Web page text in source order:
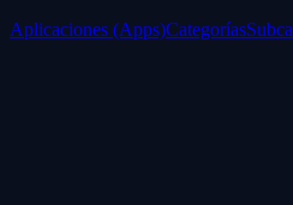
Aplicaciones (Apps)Categorías